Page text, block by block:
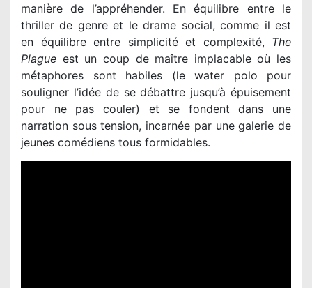
manière de l’appréhender. En équilibre entre le
thriller de genre et le drame social, comme il est
en équilibre entre simplicité et complexité, The
Plague est un coup de maître implacable où les
métaphores sont habiles (le water polo pour
souligner l’idée de se débattre jusqu’à épuisement
pour ne pas couler) et se fondent dans une
narration sous tension, incarnée par une galerie de
jeunes comédiens tous formidables.